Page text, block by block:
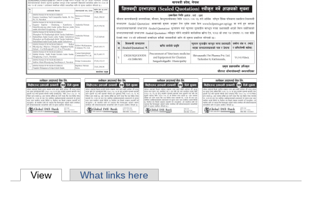
Primary tabs
View (active tab)What links here